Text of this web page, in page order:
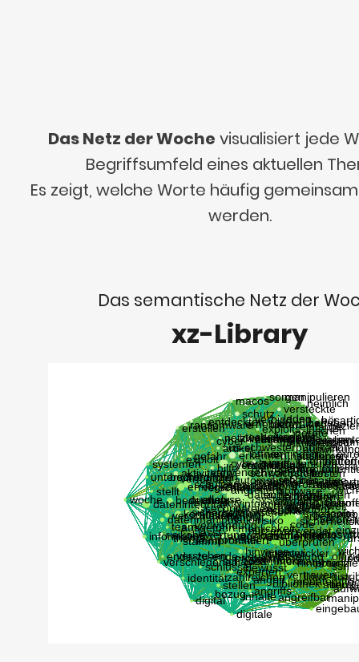
Das Netz der Woche visualisiert jede
Begriffsumfeld eines aktuellen
Es zeigt, welche Worte häufig
werden.
Das semantische Netz der
xz-Library